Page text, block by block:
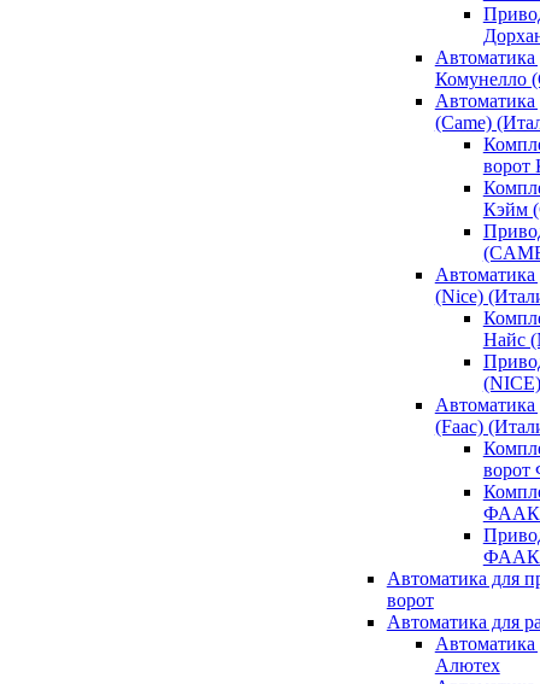
Автоматика
Комунелло
(Came)
ворот
Кэйм
Автоматика
(Nice)
Найс
(NICE)
(Faac)
ФААК
ФААК
Автоматика для
ворот
Автоматика для
Алютех